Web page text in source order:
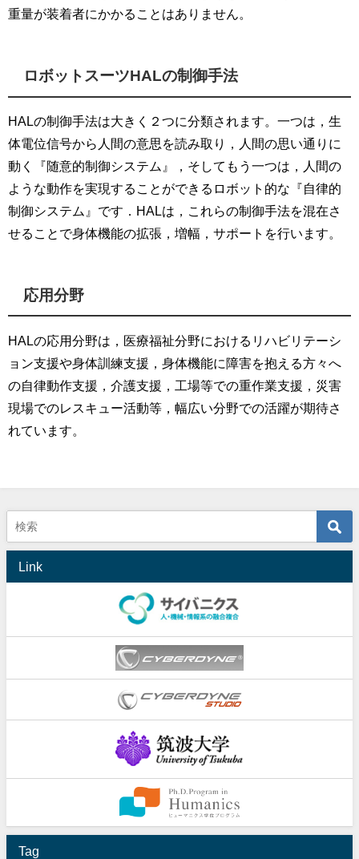
重量が装着者にかかることはありません。
ロボットスーツHALの制御手法
HALの制御手法は大きく２つに分類されます。一つは，生
体電位信号から人間の意思を読み取り，人間の思い通りに
動く『随意的制御システム』，そしてもう一つは，人間の
ような動作を実現することができるロボット的な『自律的
制御システム』です．HALは，これらの制御手法を混在さ
せることで身体機能の拡張，増幅，サポートを行います。
応用分野
HALの応用分野は，医療福祉分野におけるリハビリテーシ
ョン支援や身体訓練支援，身体機能に障害を抱える方々へ
の自律動作支援，介護支援，工場等での重作業支援，災害
現場でのレスキュー活動等，幅広い分野での活躍が期待さ
れています。
Link
Tag